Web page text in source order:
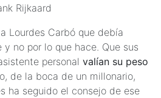
Rijkaard
Lourdes Carbó que debía
y no por lo que hace. Que sus
personal valían su peso
de la boca de un millonario,
ha seguido el consejo de ese